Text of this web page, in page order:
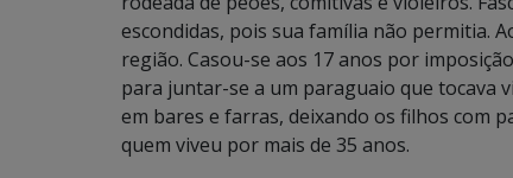
escondidas, pois sua família não permitia.
região. Casou-se aos 17 anos por
para juntar-se a um paraguaio que tocava
em bares e farras, deixando os filhos com
quem viveu por mais de 35 anos.